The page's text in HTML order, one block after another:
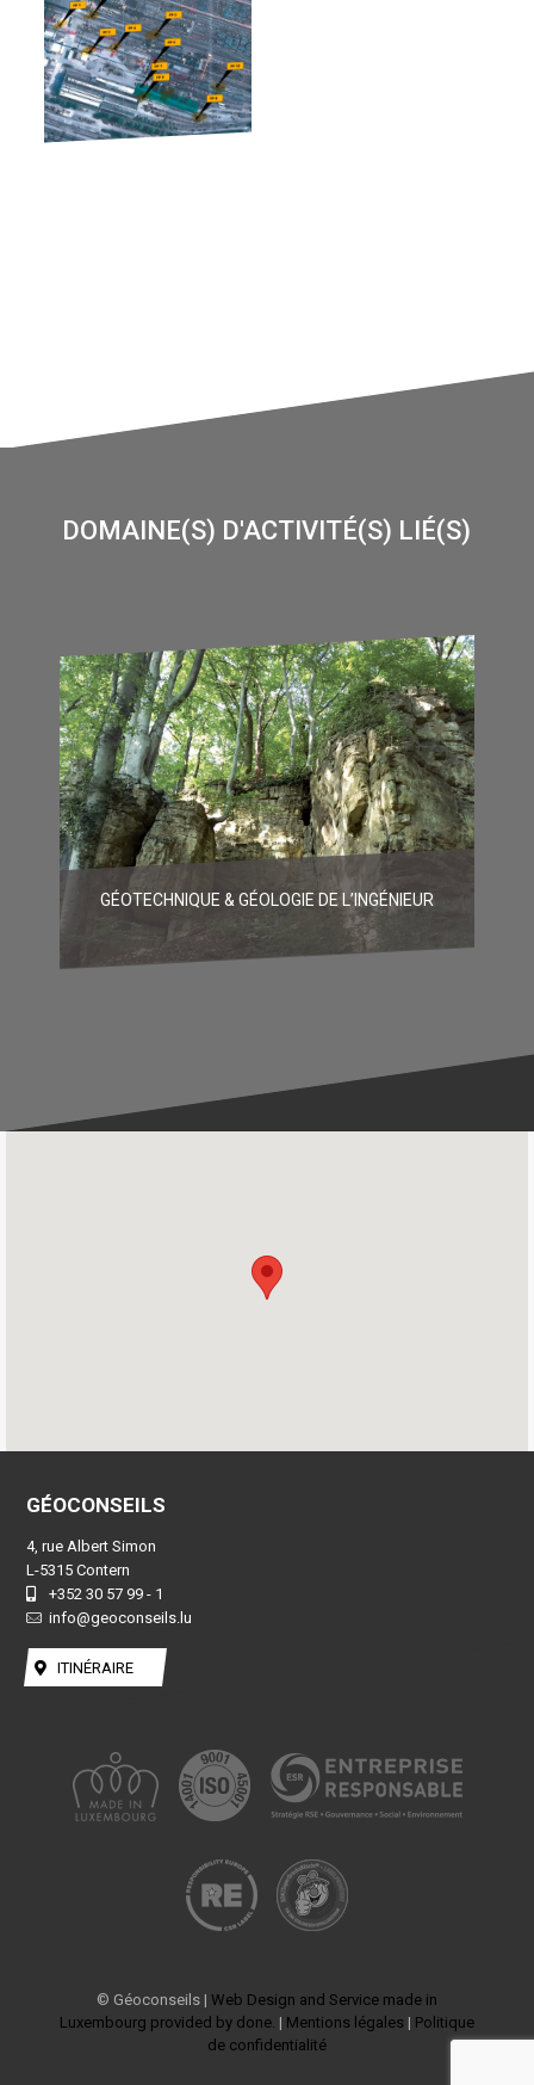
DOMAINE(S) D'ACTIVITÉ(S) LIÉ(S)
GÉOTECHNIQUE & GÉOLOGIE DE L’INGÉNIEUR
GÉOCONSEILS
4, rue Albert Simon
L-5315 Contern
+352 30 57 99 - 1
info@geoconseils.lu
ITINÉRAIRE
© Géoconseils | Web Design and Service made in
Luxembourg provided by done. | Mentions légales | Politique
de confidentialité